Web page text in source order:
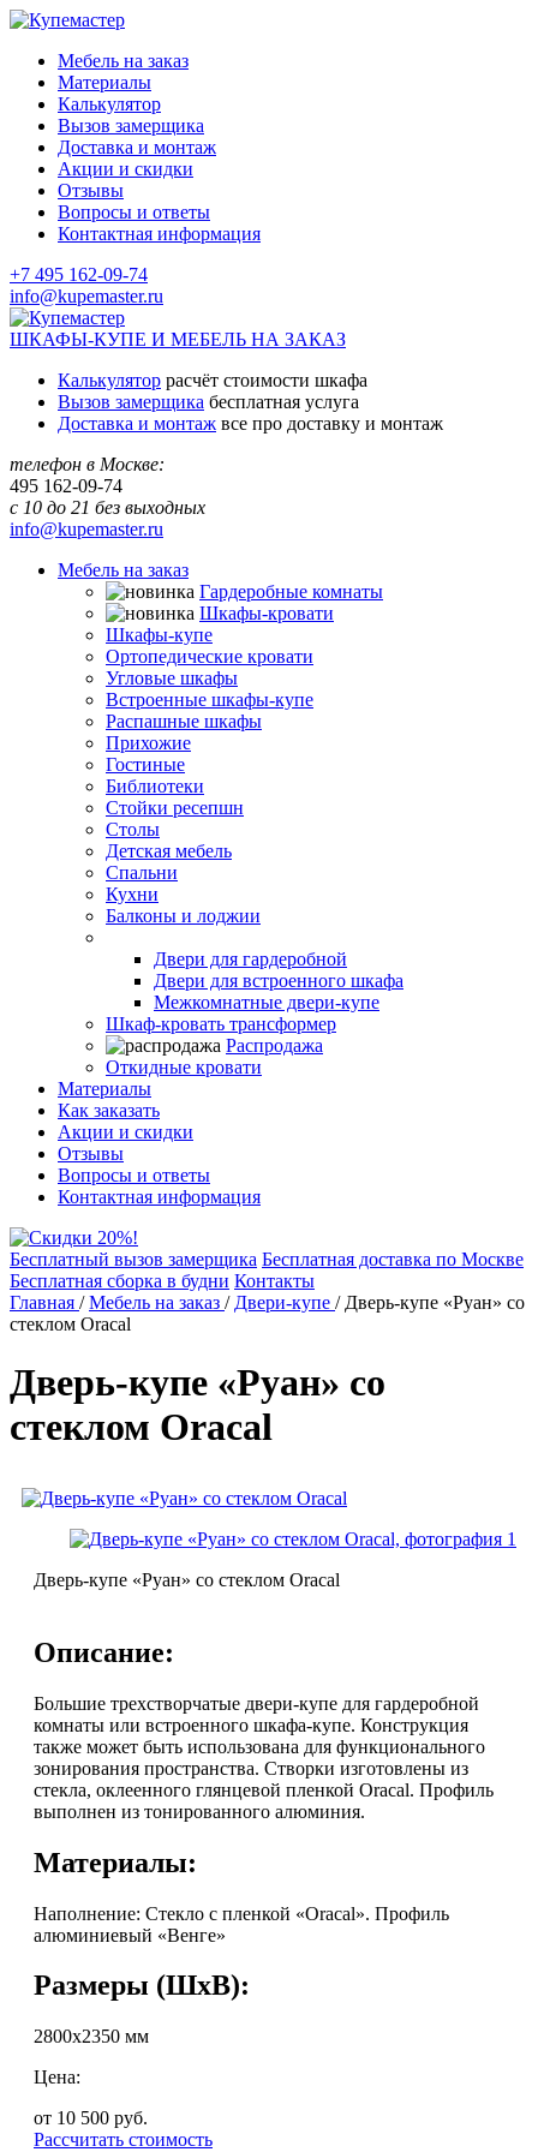
Мебель на заказ
Материалы
Калькулятор
Вызов замерщика
Доставка и монтаж
Акции и скидки
Отзывы
Вопросы и ответы
Контактная информация
+7 495 162-09-74
info@kupemaster.ru
ШКАФЫ-КУПЕ И МЕБЕЛЬ НА ЗАКАЗ
Калькулятор расчёт стоимости шкафа
Вызов замерщика бесплатная услуга
Доставка и монтаж все про доставку и монтаж
телефон в Москве:
495 162-09-74
с 10 до 21 без выходных
info@kupemaster.ru
Мебель на заказ
Гардеробные комнаты
Шкафы-кровати
Шкафы-купе
Ортопедические кровати
Угловые шкафы
Встроенные шкафы-купе
Распашные шкафы
Прихожие
Гостиные
Библиотеки
Стойки ресепшн
Столы
Детская мебель
Спальни
Кухни
Балконы и лоджии
Двери для гардеробной
Двери для встроенного шкафа
Межкомнатные двери-купе
Шкаф-кровать трансформер
Распродажа
Откидные кровати
Материалы
Как заказать
Акции и скидки
Отзывы
Вопросы и ответы
Контактная информация
Бесплатный вызов замерщика Бесплатная доставка по Москве
Бесплатная сборка в будни Контакты
Главная /Мебель на заказ / Двери-купе / Дверь-купе «Руан» со
стеклом Oracal
Дверь-купе «Руан» со
стеклом Oracal
Дверь-купе «Руан» со стеклом Oracal
Описание:
Большие трехстворчатые двери-купе для гардеробной
комнаты или встроенного шкафа-купе. Конструкция
также может быть использована для функционального
зонирования пространства. Створки изготовлены из
стекла, оклеенного глянцевой пленкой Oracal. Профиль
выполнен из тонированного алюминия.
Материалы:
Наполнение: Стекло с пленкой «Oracal». Профиль
алюминиевый «Венге»
Размеры (ШхВ):
2800x2350 мм
Цена:
от 10 500 руб.
Рассчитать стоимость